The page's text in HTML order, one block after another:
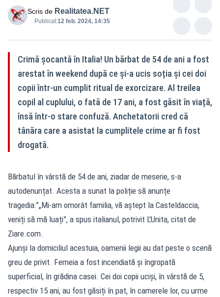
Scris de Realitatea.NET
Publicat:12 feb. 2024, 14:35
Crimă șocantă în Italia! Un bărbat de 54 de ani a fost
arestat în weekend după ce și-a ucis soția și cei doi
copii într-un cumplit ritual de exorcizare. Al treilea
copil al cuplului, o fată de 17 ani, a fost găsit în viață,
însă într-o stare confuză. Anchetatorii cred că
tânăra care a asistat la cumplitele crime ar fi fost
drogată.
Bărbatul în vârstă de 54 de ani, ziadar de meserie, s-a
autodenunțat. Acesta a sunat la poliție să anunțe
tragedia:”„Mi-am omorât familia, vă aștept la Casteldaccia,
veniți să mă luați”, a spus italianul, potrivit L'Unita, citat de
Ziare.com.
Ajunși la domiciliul acestuia, oamenii legii au dat peste o scenă
greu de privit. Femeia a fost incendiată și îngropată
superficial, în grădina casei. Cei doi copii uciși, în vârstă de 5,
respectiv 15 ani, au fost găsiți în pat, în camerele lor, cu urme